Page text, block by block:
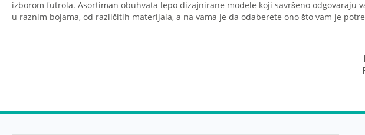
izborom futrola. Asortiman obuhvata lepo dizajnirane modele koji savršeno odgovaraju
u raznim bojama, od različitih materijala, a na vama je da odaberete ono što vam je